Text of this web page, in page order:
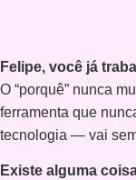
Felipe, você já
O “porquê” nunca
ferramenta que
tecnologia — vai
Existe alguma